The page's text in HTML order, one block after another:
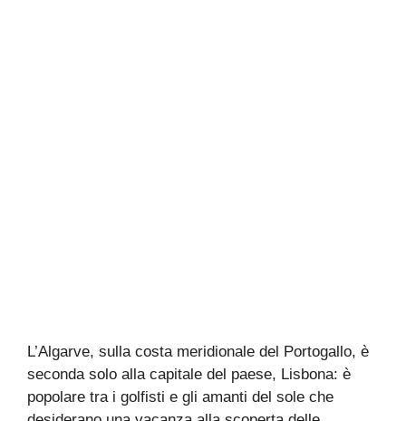
L’Algarve, sulla costa meridionale del Portogallo, è
seconda solo alla capitale del paese, Lisbona: è
popolare tra i golfisti e gli amanti del sole che